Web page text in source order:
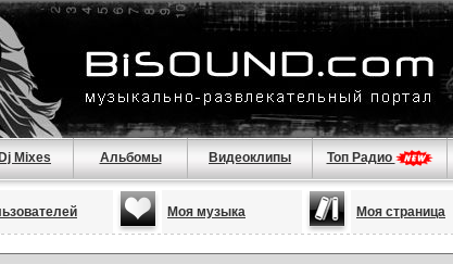
Dj Mixes Альбомы Видеоклипы Топ Радио
Моя музыка Моя страница